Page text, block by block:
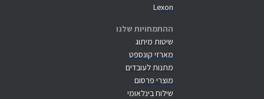
Lexon
ההתמחויות שלנו
שיטות מיתוג
מארזי קונספט
מתנות לעובדים
מוצרי פרסום
שילוח בינלאומי